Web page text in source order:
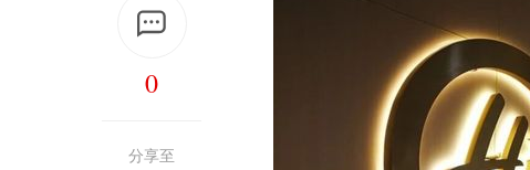
0
分享至